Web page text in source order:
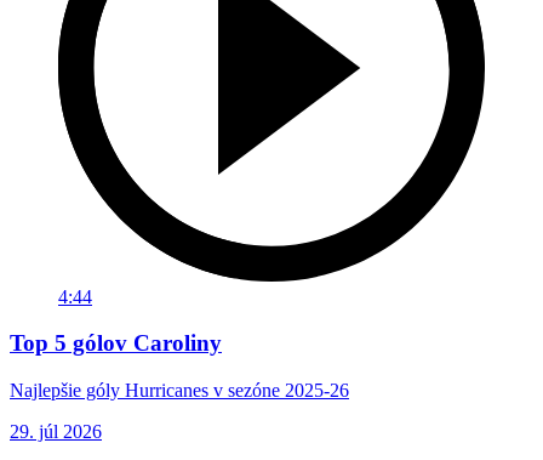
4:44
Top 5 gólov Caroliny
Najlepšie góly Hurricanes v sezóne 2025-26
29. júl 2026